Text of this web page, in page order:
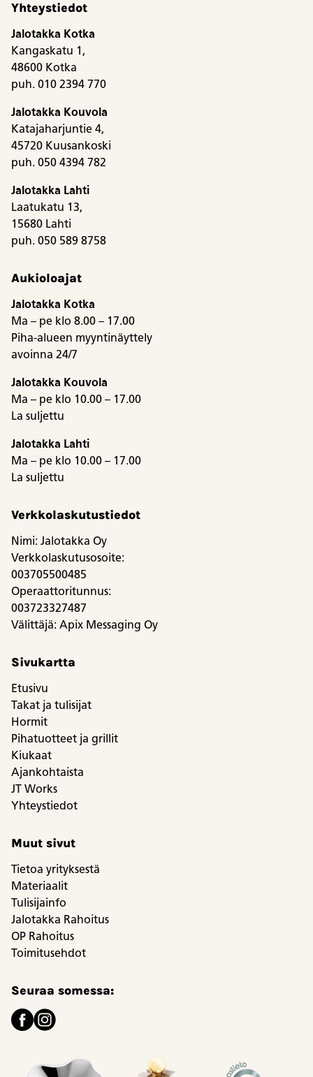
Yhteystiedot
Jalotakka Kotka
Kangaskatu 1,
48600 Kotka
puh. 010 2394 770
Jalotakka Kouvola
Katajaharjuntie 4,
45720 Kuusankoski
puh. 050 4394 782
Jalotakka Lahti
Laatukatu 13,
15680 Lahti
puh. 050 589 8758
Aukioloajat
Jalotakka Kotka
Ma – pe klo 8.00 – 17.00
Piha-alueen myyntinäyttely
avoinna 24/7
Jalotakka Kouvola
Ma – pe klo 10.00 – 17.00
La suljettu
Jalotakka Lahti
Ma – pe klo 10.00 – 17.00
La suljettu
Verkkolaskutustiedot
Nimi: Jalotakka Oy
Verkkolaskutusosoite:
003705500485
Operaattoritunnus:
003723327487
Välittäjä: Apix Messaging Oy
Sivukartta
Etusivu
Takat ja tulisijat
Hormit
Pihatuotteet ja grillit
Kiukaat
Ajankohtaista
JT Works
Yhteystiedot
Muut sivut
Tietoa yrityksestä
Materiaalit
Tulisijainfo
Jalotakka Rahoitus
OP Rahoitus
Toimitusehdot
Seuraa somessa: